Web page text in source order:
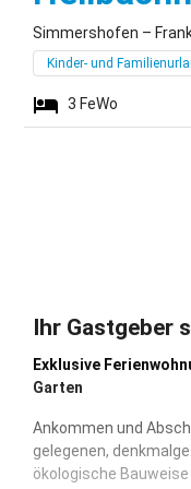
Simmershofen –
Kinder- und
3 FeWo
Ihr Gastgeber
Exklusive
Garten
Ankommen und
gelegenen,
ökologische